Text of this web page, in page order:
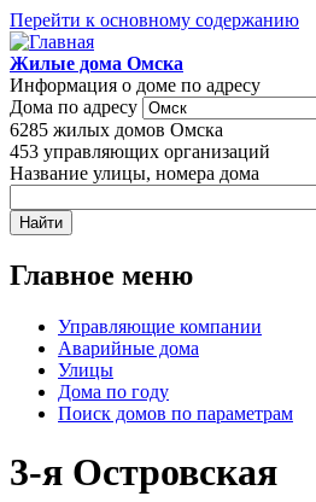
Перейти к основному содержанию
Жилые дома Омска
Информация о доме по адресу
Дома по адресу
6285 жилых домов Омска
453 управляющих организаций
Название улицы, номера дома
Главное меню
Управляющие компании
Аварийные дома
Улицы
Дома по году
Поиск домов по параметрам
3-я Островская